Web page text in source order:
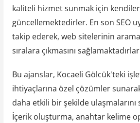
kaliteli hizmet sunmak için
güncellemektedirler. En son SEO
takip ederek, web sitelerinin
sıralara çıkmasını
Bu ajanslar, Kocaeli Gölcük'teki
ihtiyaçlarına özel çözümler
daha etkili bir şekilde ulaşmalarını
İçerik oluşturma, anahtar kelime